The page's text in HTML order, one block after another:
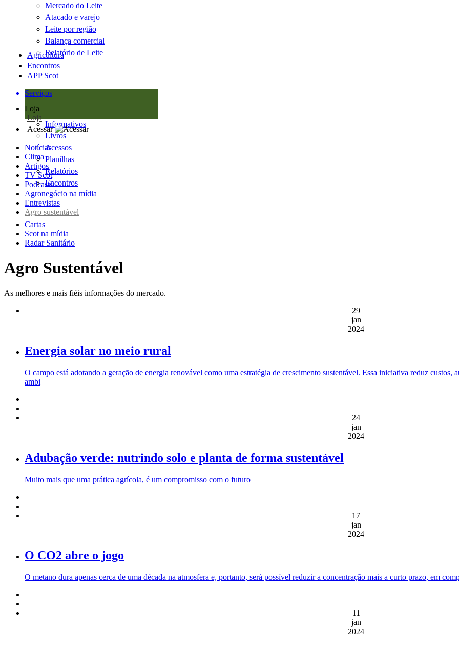
Mercado do Leite
Atacado e varejo
Leite por região
Balança comercial
Relatório de Leite
Agricultura
Encontros
APP Scot
Serviços
Loja
Loja
Informativos
Livros
Acessos
Planilhas
Relatórios
Encontros
Acessar
Notícias
Clima
Artigos
TV Scot
Podcasts
Agronegócio na mídia
Entrevistas
Agro sustentável
Cartas
Scot na mídia
Radar Sanitário
Agro Sustentável
As melhores e mais fiéis informações do mercado.
29
jan
2024
Energia solar no meio rural
O campo está adotando a geração de energia renovável como uma estratégia de crescimento sustentável. Essa iniciativa reduz
ambi
24
jan
2024
Adubação verde: nutrindo solo e planta de forma sustentável
Muito mais que uma prática agrícola, é um compromisso com o futuro
17
jan
2024
O CO2 abre o jogo
O metano dura apenas cerca de uma década na atmosfera e, portanto, será possível reduzir a concentração mais a curto prazo, em
11
jan
2024